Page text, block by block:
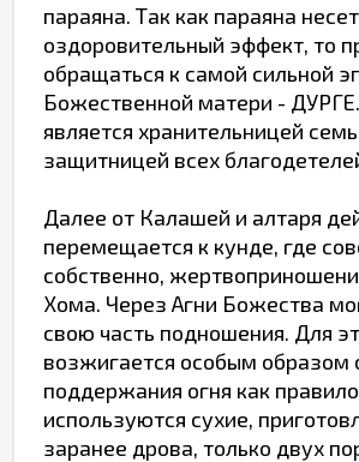
параяна. Так как параяна
оздоровительный эффект, то
обращаться к самой сильной
Божественной матери -
является хранительницей
защитницей всех
Далее от Калашей и алтаря
перемещается к кунде, где
собственно,
Хома. Через Агни Божества
свою часть подношения. Для
возжигается особым образом
поддержания огня как правило
используются сухие,
заранее дрова, только двух